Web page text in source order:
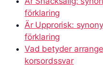
förklaring
Är Upprorisk:
förklaring
Vad betyder
korsordssvar